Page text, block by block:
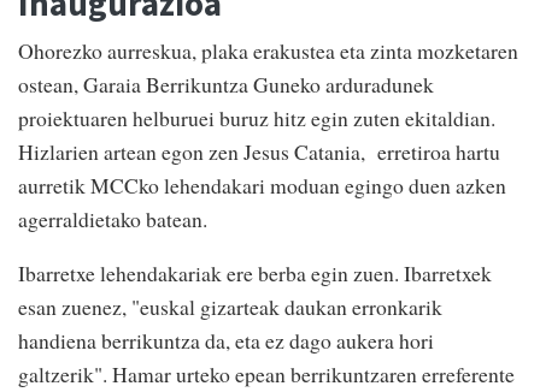
Ohorezko aurreskua, plaka erakustea eta zinta mozketaren
ostean, Garaia Berrikuntza Guneko arduradunek
proiektuaren helburuei buruz hitz egin zuten ekitaldian.
Hizlarien artean egon zen Jesus Catania, erretiroa hartu
aurretik MCCko lehendakari moduan egingo duen azken
agerraldietako batean.
Ibarretxe lehendakariak ere berba egin zuen. Ibarretxek
esan zuenez, "euskal gizarteak daukan erronkarik
handiena berrikuntza da, eta ez dago aukera hori
galtzerik". Hamar urteko epean berrikuntzaren erreferente